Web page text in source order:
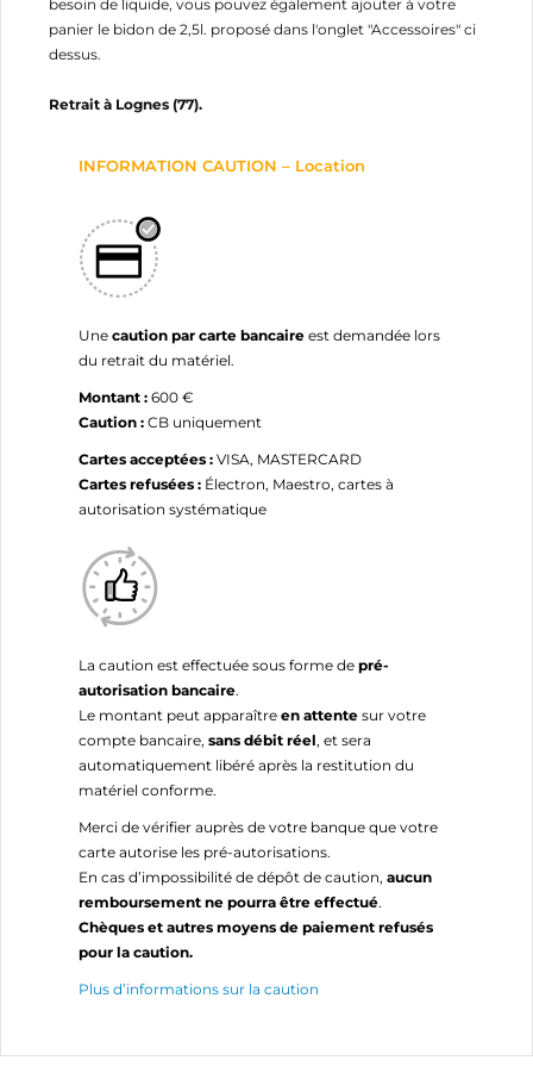
besoin de liquide, vous pouvez également ajouter à votre
panier le bidon de 2,5l. proposé dans l'onglet "Accessoires" ci
dessus.
Retrait à Lognes (77).
INFORMATION CAUTION – Location
Une caution par carte bancaire est demandée lors
du retrait du matériel.
Montant : 600 €
Caution : CB uniquement
Cartes acceptées : VISA, MASTERCARD
Cartes refusées : Électron, Maestro, cartes à
autorisation systématique
La caution est effectuée sous forme de pré-
autorisation bancaire.
Le montant peut apparaître en attente sur votre
compte bancaire, sans débit réel, et sera
automatiquement libéré après la restitution du
matériel conforme.
Merci de vérifier auprès de votre banque que votre
carte autorise les pré-autorisations.
En cas d’impossibilité de dépôt de caution, aucun
remboursement ne pourra être effectué.
Chèques et autres moyens de paiement refusés
pour la caution.
Plus d’informations sur la caution